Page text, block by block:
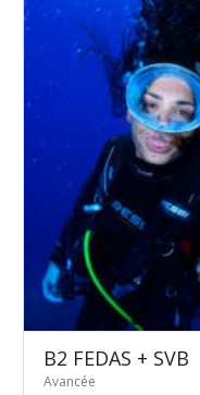
B2 FEDAS + SVB
Avancée